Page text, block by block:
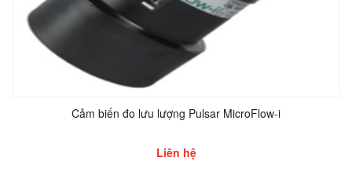
Cảm biến đo lưu lượng Pulsar MicroFlow-i
Liên hệ